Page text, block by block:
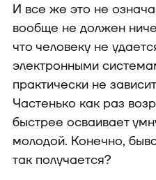
И все же это не
вообще не должен
что человеку не
электронными
практически не
Частенько как раз
быстрее осваивает
молодой. Конечно,
так получается?